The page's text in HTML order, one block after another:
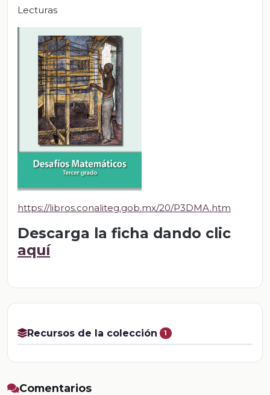
Lecturas
https://libros.conaliteg.gob.mx/20/P3DMA.htm
Descarga la ficha dando clic
aquí
Recursos de la colección 1
Comentarios